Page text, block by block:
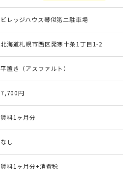
ビレッジハウス琴似第二駐車場
北海道札幌市西区発寒十条1丁目1-2
平置き（アスファルト）
7,700円
賃料1ヶ月分
なし
賃料1ヶ月分+消費税